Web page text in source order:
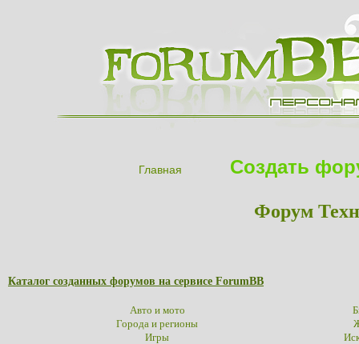
Главная Создать
Форум
Каталог созданных форумов на сервисе ForumBB
Авто и мото
Города и регионы
Игры